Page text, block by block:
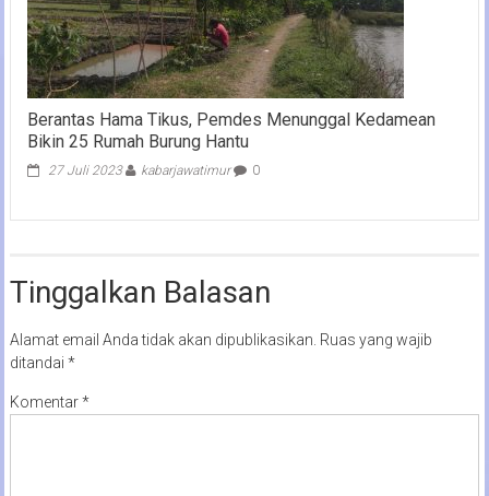
Berantas Hama Tikus, Pemdes Menunggal Kedamean
Bikin 25 Rumah Burung Hantu
27 Juli 2023 kabarjawatimur 0
Tinggalkan Balasan
Alamat email Anda tidak akan dipublikasikan. Ruas yang wajib
ditandai *
Komentar*